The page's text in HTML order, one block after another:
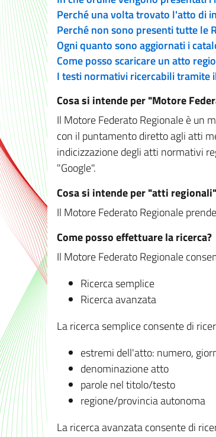
Perché una volta trovato l'atto di
Perché non sono presenti tutte le
Ogni quanto sono aggiornati i
Come posso scaricare un atto
I testi normativi ricercabili tramite
Cosa si intende per "Motore
Il Motore Federato Regionale è un
con il puntamento diretto agli atti
indicizzazione degli atti normativi
"Google".
Cosa si intende per "atti
Il Motore Federato Regionale
Come posso effettuare la ricerca?
Il Motore Federato Regionale
Ricerca semplice
Ricerca avanzata
La ricerca semplice consente di
estremi dell'atto: numero,
denominazione atto
parole nel titolo/testo
regione/provincia autonoma
La ricerca avanzata consente di